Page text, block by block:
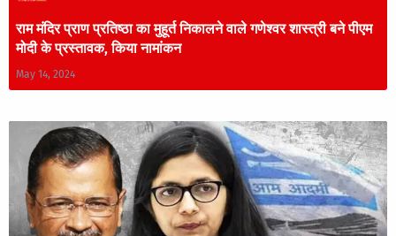
राम मंदिर प्राण प्रतिष्ठा का मुहूर्त निकालने वाले गणेश्वर शास्त्री बने पीएम
मोदी के प्रस्तावक, किया नामांकन
May 14, 2024